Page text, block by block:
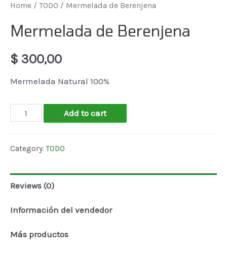
Home / TODO / Mermelada de Berenjena
Mermelada de Berenjena
$ 300,00
Mermelada Natural 100%
Mermelada
Add to cart
Category:TODO
Reviews (0)
Información del vendedor
Más productos